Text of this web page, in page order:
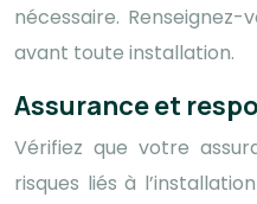
nécessaire.
avant toute installation.
Assurance et
Vérifiez que votre
risques liés à